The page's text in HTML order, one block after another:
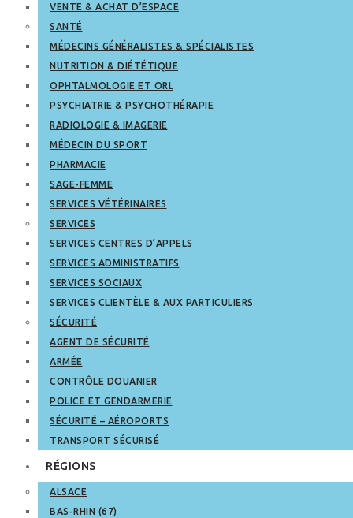
VENTE & ACHAT D’ESPACE
SANTÉ
MÉDECINS GÉNÉRALISTES & SPÉCIALISTES
NUTRITION & DIÉTÉTIQUE
OPHTALMOLOGIE ET ORL
PSYCHIATRIE & PSYCHOTHÉRAPIE
RADIOLOGIE & IMAGERIE
MÉDECIN DU SPORT
PHARMACIE
SAGE-FEMME
SERVICES VÉTÉRINAIRES
SERVICES
SERVICES CENTRES D’APPELS
SERVICES ADMINISTRATIFS
SERVICES SOCIAUX
SERVICES CLIENTÈLE & AUX PARTICULIERS
SÉCURITÉ
AGENT DE SÉCURITÉ
ARMÉE
CONTRÔLE DOUANIER
POLICE ET GENDARMERIE
SÉCURITÉ – AÉROPORTS
TRANSPORT SÉCURISÉ
RÉGIONS
ALSACE
BAS-RHIN (67)